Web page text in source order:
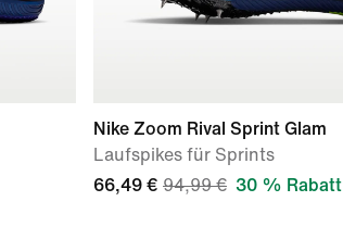
Nike Zoom Rival Sprint Glam
Laufspikes für Sprints
66,49 € 94,99 € 30 % Rabatt